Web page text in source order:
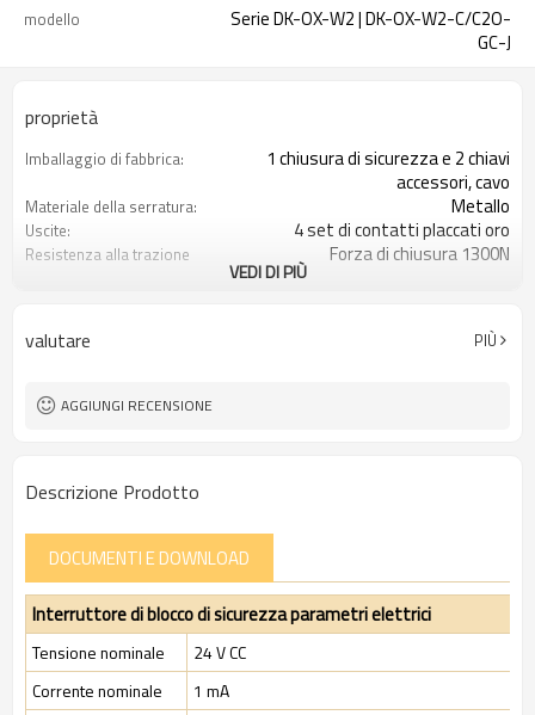
modello
Serie DK-OX-W2 | DK-OX-W2-C/C2O-
GC-J
proprietà
Imballaggio di fabbrica:
1 chiusura di sicurezza e 2 chiavi
accessori, cavo
Materiale della serratura: Metallo
Uscite: 4 set di contatti placcati oro
Resistenza alla trazione
Forza di chiusura 1300N
sblocco posteriore:
Spia luminosa+sblocco di emergenza
Monitoraggio della
serratura:
VEDI DI PIÙ
valutare PIÙ
AGGIUNGI RECENSIONE
Descrizione Prodotto
DOCUMENTI E DOWNLOAD
Interruttore di blocco di sicurezza parametri elettrici
Tensione nominale
24 V CC
Corrente nominale
1 mA